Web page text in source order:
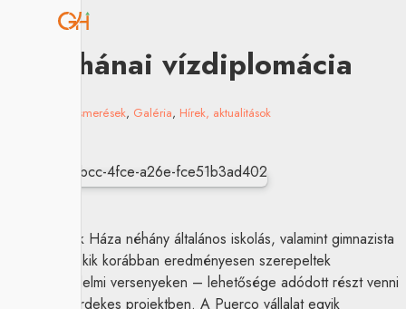
Ghánai vízdiplomácia
Elismerések, Galéria, Hírek, aktualitások
A Gyermekek Háza néhány általános iskolás, valamint gimnazista
diákjának – akik korábban eredményesen szerepeltek
környezetvédelmi versenyeken – lehetősége adódott részt venni
egy igazán érdekes projektben. A Puerco vállalat egyik